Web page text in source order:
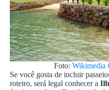
Foto:Wikimedia
Se você gosta de incluir
roteiro, será legal conhecer a